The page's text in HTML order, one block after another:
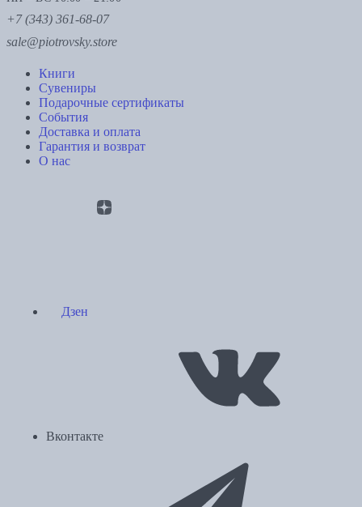
+7 (343) 361-68-07
sale@piotrovsky.store
Книги
Сувениры
Подарочные сертификаты
События
Доставка и оплата
Гарантия и возврат
О нас
Дзен
Вконтакте